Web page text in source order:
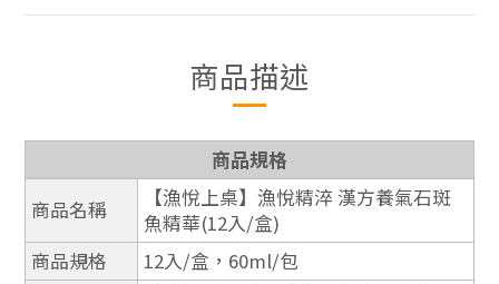
商品描述
商品規格
商品名稱
【漁悅上桌】漁悅精淬 漢方養氣石斑
魚精華(12入/盒)
商品規格
12入/盒，60ml/包